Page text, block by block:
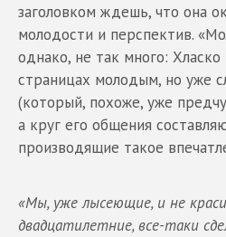
заголовком ждешь, что она
молодости и перспектив.
однако, не так много: Хласко
страницах молодым, но уже
(который, похоже, уже
а круг его общения
производящие такое
«Мы, уже лысеющие, и не
двадцатилетние, все-таки